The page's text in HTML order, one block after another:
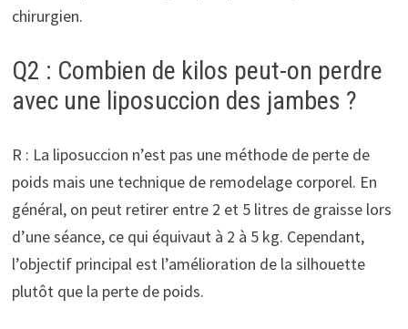
chirurgien.
Q2 : Combien de kilos peut-on perdre
avec une liposuccion des jambes ?
R : La liposuccion n’est pas une méthode de perte de
poids mais une technique de remodelage corporel. En
général, on peut retirer entre 2 et 5 litres de graisse lors
d’une séance, ce qui équivaut à 2 à 5 kg. Cependant,
l’objectif principal est l’amélioration de la silhouette
plutôt que la perte de poids.